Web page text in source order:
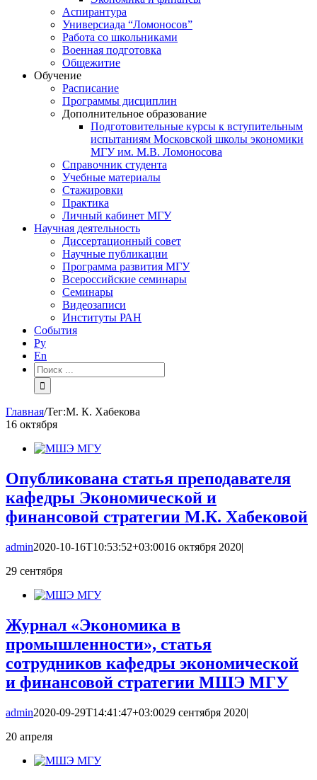
Аспирантура
Универсиада “Ломоносов”
Работа со школьниками
Военная подготовка
Общежитие
Обучение
Расписание
Программы дисциплин
Дополнительное образование
Подготовительные курсы к вступительным
испытаниям Московской школы экономики
МГУ им. М.В. Ломоносова
Справочник студента
Учебные материалы
Стажировки
Практика
Личный кабинет МГУ
Научная деятельность
Диссертационный совет
Научные публикации
Программа развития МГУ
Всероссийские семинары
Семинары
Видеозаписи
Институты РАН
События
Ру
En
Результат
поиска:
Главная/Тег:М. К. Хабекова
16 октября
Опубликована статья преподавателя
кафедры Экономической и
финансовой стратегии М.К. Хабековой
admin2020-10-16T10:53:52+03:0016 октября 2020|
29 сентября
Журнал «Экономика в
промышленности», статья
сотрудников кафедры экономической
и финансовой стратегии МШЭ МГУ
admin2020-09-29T14:41:47+03:0029 сентября 2020|
20 апреля